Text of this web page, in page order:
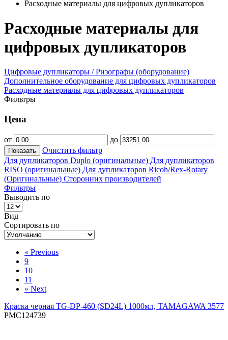
Расходные материалы для цифровых дупликаторов
Расходные материалы для
цифровых дупликаторов
Цифровые дупликаторы / Ризографы (оборудование)
Дополнительное оборудование для цифровых дупликаторов
Расходные материалы для цифровых дупликаторов
Фильтры
Цена
от до
Показать
Очистить фильтр
Для дупликаторов Duplo (оригинальные) Для дупликаторов
RISO (оригинальные) Для дупликаторов Ricoh/Rex-Rotary
(Оригинальные) Сторонних производителей
Фильтры
Выводить по
Вид
Сортировать по
« Previous
9
10
11
» Next
Краска черная TG-DP-460 (SD24L) 1000мл, TAMAGAWA 3577
PMC124739